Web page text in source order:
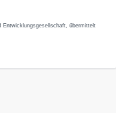
Entwicklungsgesellschaft, übermittelt